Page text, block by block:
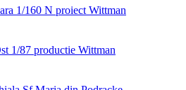
1/160 N proiect Wittman
1/87 productie Wittman